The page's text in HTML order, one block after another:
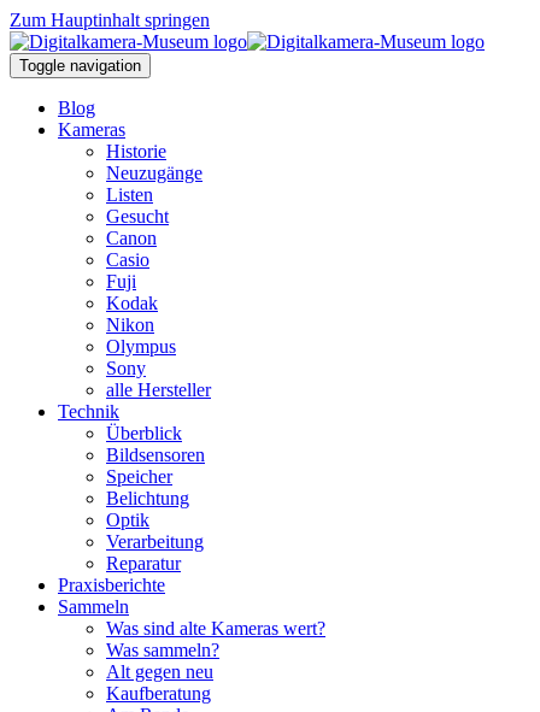
Zum Hauptinhalt springen
Toggle navigation
Blog
Kameras
Historie
Neuzugänge
Listen
Gesucht
Canon
Casio
Fuji
Kodak
Nikon
Olympus
Sony
alle Hersteller
Technik
Überblick
Bildsensoren
Speicher
Belichtung
Optik
Verarbeitung
Reparatur
Praxisberichte
Sammeln
Was sind alte Kameras wert?
Was sammeln?
Alt gegen neu
Kaufberatung